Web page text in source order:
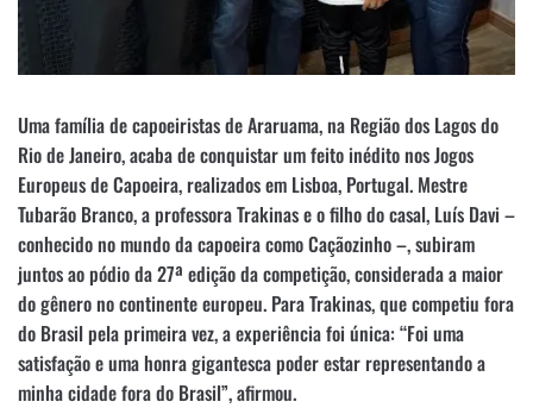
Uma família de capoeiristas de Araruama, na Região dos Lagos do
Rio de Janeiro, acaba de conquistar um feito inédito nos Jogos
Europeus de Capoeira, realizados em Lisboa, Portugal. Mestre
Tubarão Branco, a professora Trakinas e o filho do casal, Luís Davi –
conhecido no mundo da capoeira como Caçãozinho –, subiram
juntos ao pódio da 27ª edição da competição, considerada a maior
do gênero no continente europeu. Para Trakinas, que competiu fora
do Brasil pela primeira vez, a experiência foi única: “Foi uma
satisfação e uma honra gigantesca poder estar representando a
minha cidade fora do Brasil”, afirmou.